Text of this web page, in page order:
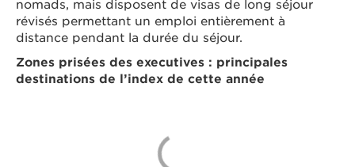
nomads, mais disposent de visas de long séjour
révisés permettant un emploi entièrement à
distance pendant la durée du séjour.
Zones prisées des executives : principales
destinations de l’index de cette année